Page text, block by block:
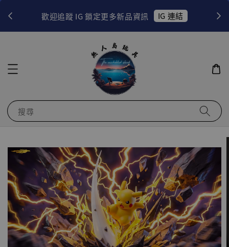
歡迎追蹤 IG 鎖定更多新品資訊 IG 連結
搜尋